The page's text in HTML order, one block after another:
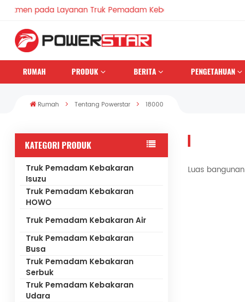
pada Layanan Truk Pemadam Kebakaran Sejak 1990
RUMAH PRODUK BERITA PENGETAHUAN
Rumah Tentang Powerstar 18000
KATEGORI PRODUK
Truk Pemadam Kebakaran
Isuzu
Truk Pemadam Kebakaran
HOWO
Truk Pemadam Kebakaran Air
Truk Pemadam Kebakaran
Busa
Truk Pemadam Kebakaran
Serbuk
Truk Pemadam Kebakaran
Udara
Luas bangunan